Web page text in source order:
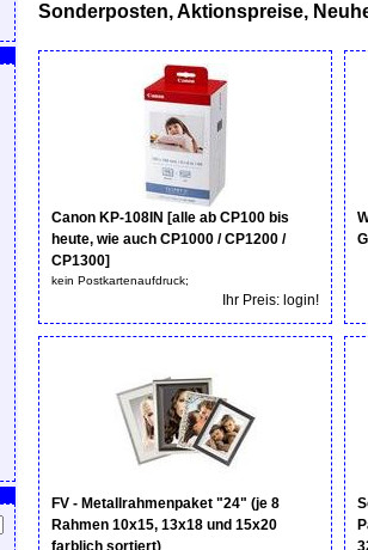
Sonderposten, Aktionspreise,
Canon KP-108IN [alle ab CP100 bis
heute, wie auch CP1000 / CP1200 /
CP1300]
kein Postkartenaufdruck;
Ihr Preis: login!
FV - Metallrahmenpaket "24" (je 8
Rahmen 10x15, 13x18 und 15x20
farblich sortiert)